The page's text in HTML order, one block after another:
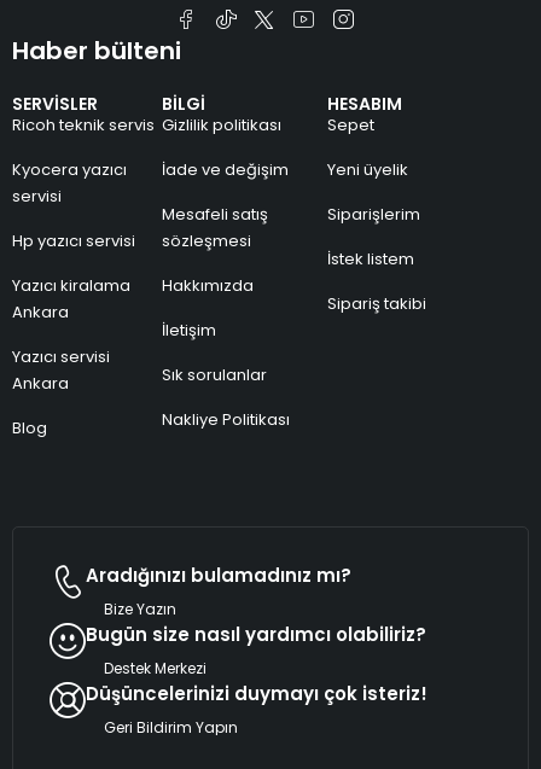
SERVİSLER
Ricoh teknik servis
Kyocera yazıcı
servisi
Hp yazıcı servisi
Yazıcı kiralama
Ankara
Yazıcı servisi
Ankara
Blog
BİLGİ
Gizlilik politikası
İade ve değişim
Mesafeli satış
sözleşmesi
Hakkımızda
İletişim
Sık sorulanlar
Nakliye Politikası
HESABIM
Sepet
Yeni üyelik
Siparişlerim
İstek listem
Sipariş takibi
Haber bülteni
Aradığınızı bulamadınız mı?
Bize Yazın
Bugün size nasıl yardımcı olabiliriz?
Destek Merkezi
Düşüncelerinizi duymayı çok isteriz!
Geri Bildirim Yapın